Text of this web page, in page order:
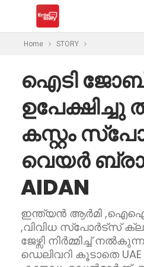
Home STORY
ഐടി
ഉപേക്ഷിച്ചു
കസ്റ്റം
വെയർ
AIDAN
ഇന്ത്യൻ ആർമി
,വിവിധ സ്പോർട്സ്
ജേഴ്സി നിർമ്മിച്ച്
ഡെലിവറി കൂടാതെ